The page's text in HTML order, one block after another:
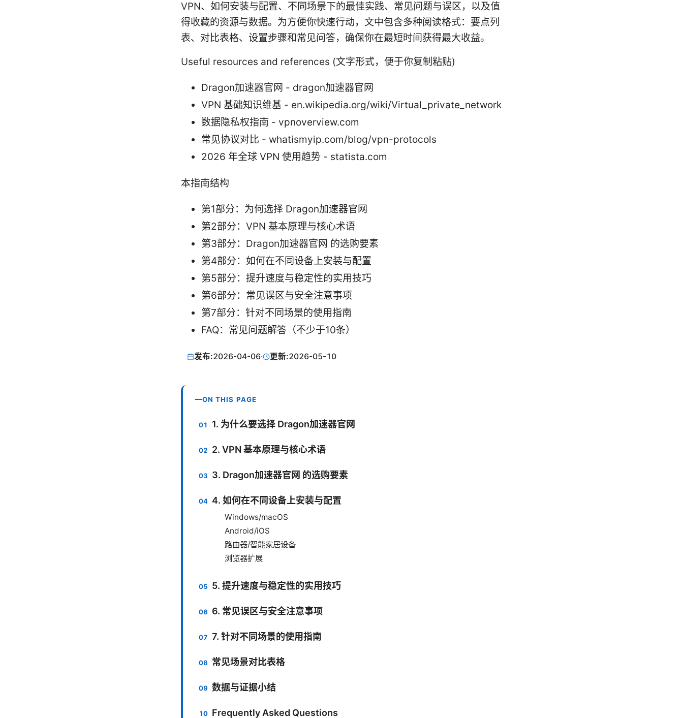
VPN、如何安装与配置、不同场景下的最佳实践、常见问题与误区，以及值
得收藏的资源与数据。为方便你快速行动，文中包含多种阅读格式：要点列
表、对比表格、设置步骤和常见问答，确保你在最短时间获得最大收益。
Useful resources and references (文字形式，便于你复制粘贴)
Dragon加速器官网 - dragon加速器官网
VPN 基础知识维基 - en.wikipedia.org/wiki/Virtual_private_network
数据隐私权指南 - vpnoverview.com
常见协议对比 - whatismyip.com/blog/vpn-protocols
2026 年全球 VPN 使用趋势 - statista.com
本指南结构
第1部分：为何选择 Dragon加速器官网
第2部分：VPN 基本原理与核心术语
第3部分：Dragon加速器官网 的选购要素
第4部分：如何在不同设备上安装与配置
第5部分：提升速度与稳定性的实用技巧
第6部分：常见误区与安全注意事项
第7部分：针对不同场景的使用指南
FAQ：常见问题解答（不少于10条）
发布:2026-04-06· 更新:2026-05-10
ON THIS PAGE
1. 为什么要选择 Dragon加速器官网
2. VPN 基本原理与核心术语
3. Dragon加速器官网 的选购要素
4. 如何在不同设备上安装与配置
Windows/macOS
Android/iOS
路由器/智能家居设备
浏览器扩展
5. 提升速度与稳定性的实用技巧
6. 常见误区与安全注意事项
7. 针对不同场景的使用指南
常见场景对比表格
数据与证据小结
Frequently Asked Questions